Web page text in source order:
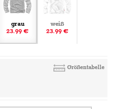
grau
23.99 €
weiß
23.99 €
Größentabelle